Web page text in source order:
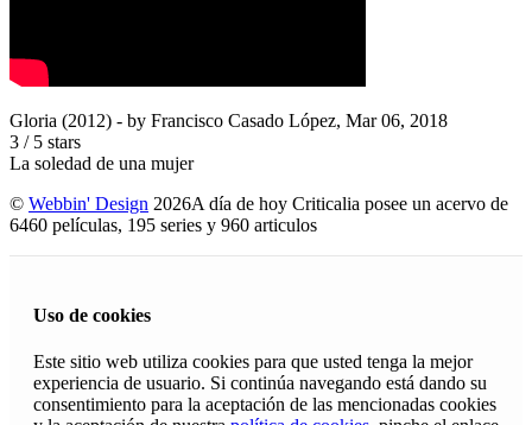
Gloria (2012) - by Francisco Casado López, Mar 06, 2018
3 / 5 stars
La soledad de una mujer
© Webbin' Design 2026A día de hoy Criticalia posee un acervo de
6460 películas, 195 series y 960 articulos
Uso de cookies
Este sitio web utiliza cookies para que usted tenga la mejor
experiencia de usuario. Si continúa navegando está dando su
consentimiento para la aceptación de las mencionadas cookies